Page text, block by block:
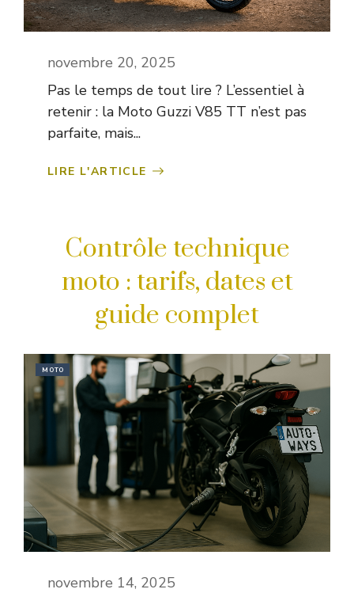
novembre 20, 2025
Pas le temps de tout lire ? L’essentiel à
retenir : la Moto Guzzi V85 TT n’est pas
parfaite, mais...
LIRE L'ARTICLE
Contrôle technique
moto : tarifs, dates et
guide complet
MOTO
novembre 14, 2025